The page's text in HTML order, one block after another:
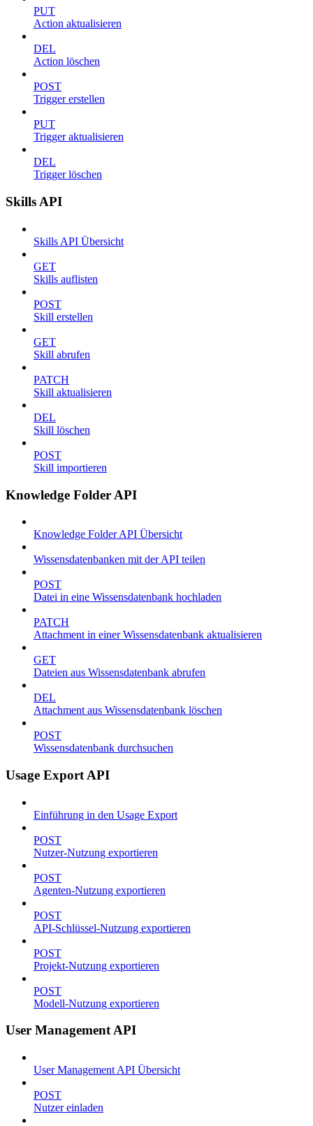
PUT
Action aktualisieren
DEL
Action löschen
POST
Trigger erstellen
PUT
Trigger aktualisieren
DEL
Trigger löschen
Skills API
Skills API Übersicht
GET
Skills auflisten
POST
Skill erstellen
GET
Skill abrufen
PATCH
Skill aktualisieren
DEL
Skill löschen
POST
Skill importieren
Knowledge Folder API
Knowledge Folder API Übersicht
Wissensdatenbanken mit der API teilen
POST
Datei in eine Wissensdatenbank hochladen
PATCH
Attachment in einer Wissensdatenbank aktualisieren
GET
Dateien aus Wissensdatenbank abrufen
DEL
Attachment aus Wissensdatenbank löschen
POST
Wissensdatenbank durchsuchen
Usage Export API
Einführung in den Usage Export
POST
Nutzer-Nutzung exportieren
POST
Agenten-Nutzung exportieren
POST
API-Schlüssel-Nutzung exportieren
POST
Projekt-Nutzung exportieren
POST
Modell-Nutzung exportieren
User Management API
User Management API Übersicht
POST
Nutzer einladen